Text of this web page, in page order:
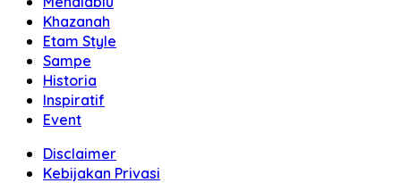
Khazanah
Etam Style
Sampe
Historia
Inspiratif
Event
Disclaimer
Kebijakan Privasi